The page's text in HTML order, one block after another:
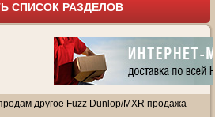
СПИСОК РАЗДЕЛОВ
другое Fuzz Dunlop/MXR продажа-